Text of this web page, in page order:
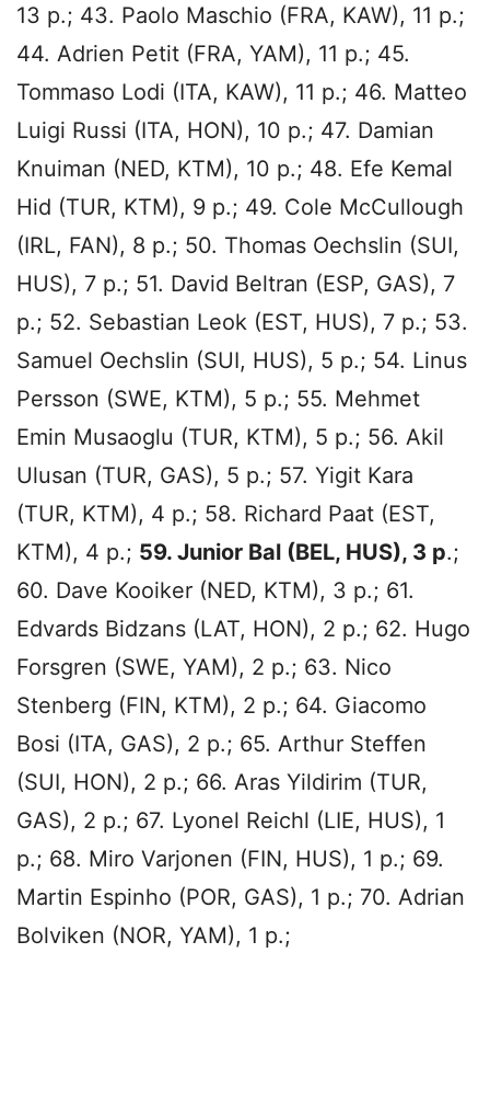
13 p.; 43. Paolo Maschio (FRA, KAW), 11 p.;
44. Adrien Petit (FRA, YAM), 11 p.; 45.
Tommaso Lodi (ITA, KAW), 11 p.; 46. Matteo
Luigi Russi (ITA, HON), 10 p.; 47. Damian
Knuiman (NED, KTM), 10 p.; 48. Efe Kemal
Hid (TUR, KTM), 9 p.; 49. Cole McCullough
(IRL, FAN), 8 p.; 50. Thomas Oechslin (SUI,
HUS), 7 p.; 51. David Beltran (ESP, GAS), 7
p.; 52. Sebastian Leok (EST, HUS), 7 p.; 53.
Samuel Oechslin (SUI, HUS), 5 p.; 54. Linus
Persson (SWE, KTM), 5 p.; 55. Mehmet
Emin Musaoglu (TUR, KTM), 5 p.; 56. Akil
Ulusan (TUR, GAS), 5 p.; 57. Yigit Kara
(TUR, KTM), 4 p.; 58. Richard Paat (EST,
KTM), 4 p.; 59. Junior Bal (BEL, HUS), 3 p.;
60. Dave Kooiker (NED, KTM), 3 p.; 61.
Edvards Bidzans (LAT, HON), 2 p.; 62. Hugo
Forsgren (SWE, YAM), 2 p.; 63. Nico
Stenberg (FIN, KTM), 2 p.; 64. Giacomo
Bosi (ITA, GAS), 2 p.; 65. Arthur Steffen
(SUI, HON), 2 p.; 66. Aras Yildirim (TUR,
GAS), 2 p.; 67. Lyonel Reichl (LIE, HUS), 1
p.; 68. Miro Varjonen (FIN, HUS), 1 p.; 69.
Martin Espinho (POR, GAS), 1 p.; 70. Adrian
Bolviken (NOR, YAM), 1 p.;